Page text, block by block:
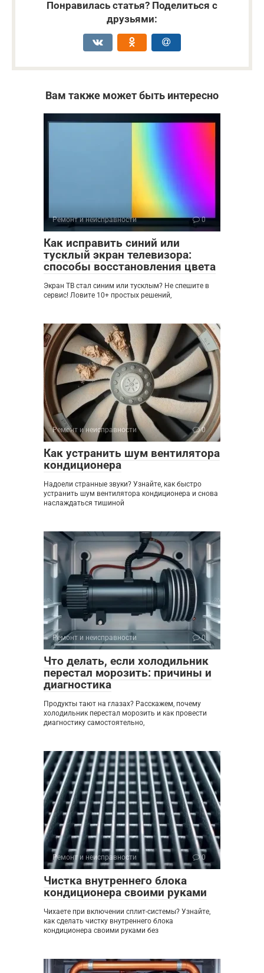
Понравилась статья? Поделиться с
друзьями:
Вам также может быть интересно
Ремонт и неисправности 0
Как исправить синий или
тусклый экран телевизора:
способы восстановления цвета
Экран ТВ стал синим или тусклым? Не спешите в
сервис! Ловите 10+ простых решений,
Ремонт и неисправности 0
Как устранить шум вентилятора
кондиционера
Надоели странные звуки? Узнайте, как быстро
устранить шум вентилятора кондиционера и снова
наслаждаться тишиной
Ремонт и неисправности 0
Что делать, если холодильник
перестал морозить: причины и
диагностика
Продукты тают на глазах? Расскажем, почему
холодильник перестал морозить и как провести
диагностику самостоятельно,
Ремонт и неисправности 0
Чистка внутреннего блока
кондиционера своими руками
Чихаете при включении сплит-системы? Узнайте,
как сделать чистку внутреннего блока
кондиционера своими руками без